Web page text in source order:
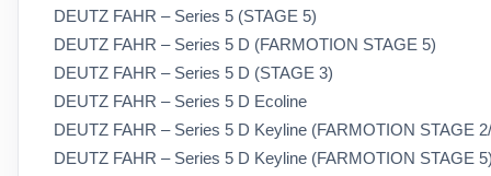
DEUTZ FAHR – Series 5 (STAGE 5)
DEUTZ FAHR – Series 5 D (FARMOTION STAGE 5)
DEUTZ FAHR – Series 5 D (STAGE 3)
DEUTZ FAHR – Series 5 D Ecoline
DEUTZ FAHR – Series 5 D Keyline (FARMOTION STAGE
DEUTZ FAHR – Series 5 D Keyline (FARMOTION STAGE